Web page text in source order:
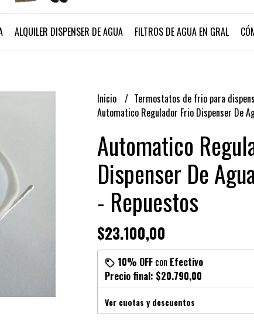
ALQUILER DISPENSER DE AGUA FILTROS DE AGUA EN GRAL
Inicio
Termostatos de frio para
Automatico Regulador Frio Dispenser De
Automatico
Dispenser De
- Repuestos
$23.100,00
10% OFFcon Efectivo
Precio final: $20.790,00
Ver cuotas y descuentos